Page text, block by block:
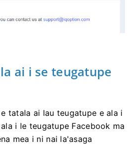
ai i se teugatupe
tatala ai lau teugatupe e ala i
i le teugatupe Facebook ma
mea i ni nai la'asaga